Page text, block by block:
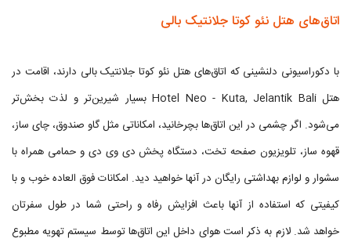
اتاق‌های هتل نئو کوتا جلانتیک بالی
با دکوراسیونی دلنشینی که اتاق‌های هتل نئو کوتا جلانتیک بالی دارند، اقامت در
هتل Hotel Neo - Kuta, Jelantik Bali بسیار شیرین‌تر و لذت بخش‌تر
می‌شود. اگر چشمی در این اتاق‌ها بچرخانید، امکاناتی مثل گاو صندوق، چای ساز،
قهوه ساز، تلویزیون صفحه تخت، دستگاه پخش دی وی دی و حمامی همراه با
سشوار و لوازم بهداشتی رایگان در آنها خواهید دید. امکانات فوق العاده خوب و با
کیفیتی که استفاده از آنها باعث افزایش رفاه و راحتی شما در طول سفرتان
خواهد شد. لازم به ذکر است هوای داخل این اتاق‌ها توسط سیستم تهویه مطبوع